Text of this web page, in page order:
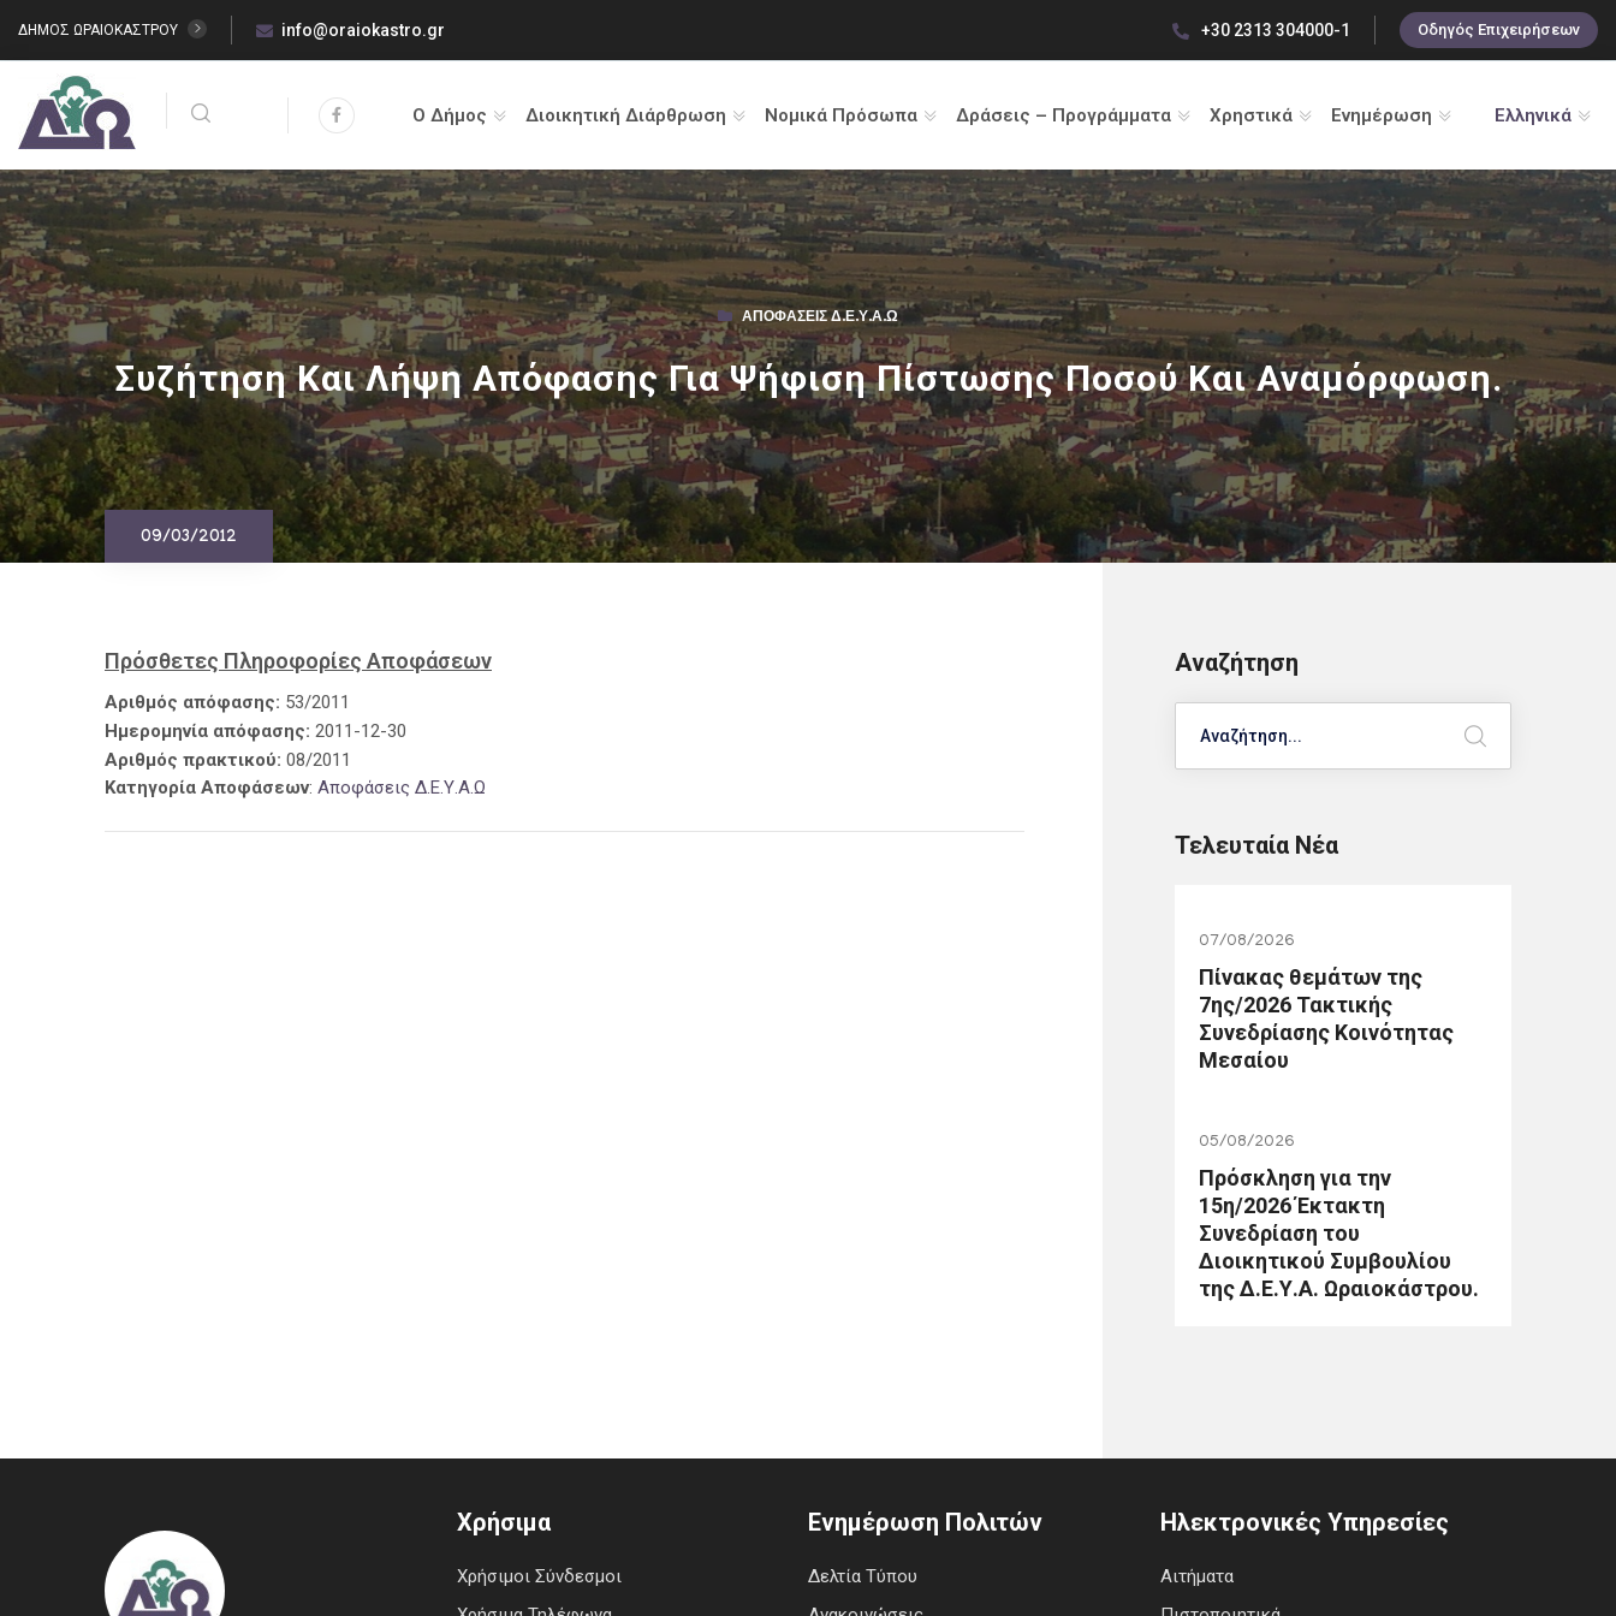
ΔΗΜΟΣ ΩΡΑΙΟΚΑΣΤΡΟΥ info@oraiokastro.gr +30 2313 304000-1 Οδηγός Επιχειρήσεων
Ο Δήμος Διοικητική Διάρθρωση Νομικά Πρόσωπα Δράσεις – Προγράμματα Χρηστικά Ενημέρωση Ελληνικά
ΑΠΟΦΆΣΕΙΣ Δ.Ε.Υ.Α.Ω
Συζήτηση Και Λήψη Απόφασης Για Ψήφιση Πίστωσης Ποσού Και Αναμόρφωση.
09/03/2012
Πρόσθετες Πληροφορίες Αποφάσεων
Αριθμός απόφασης: 53/2011
Ημερομηνία απόφασης: 2011-12-30
Αριθμός πρακτικού: 08/2011
Κατηγορία Αποφάσεων: Αποφάσεις Δ.Ε.Υ.Α.Ω
Αναζήτηση
Τελευταία Νέα
07/08/2026
Πίνακας θεμάτων της
7ης/2026 Τακτικής
Συνεδρίασης Κοινότητας
Μεσαίου
05/08/2026
Πρόσκληση για την
15η/2026 Έκτακτη
Συνεδρίαση του
Διοικητικού Συμβουλίου
της Δ.Ε.Υ.Α. Ωραιοκάστρου.
Χρήσιμα
Χρήσιμοι Σύνδεσμοι
Ενημέρωση Πολιτών
Δελτία Τύπου
Ηλεκτρονικές Υπηρεσίες
Αιτήματα